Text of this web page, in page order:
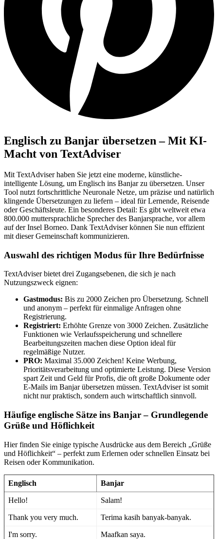
Englisch zu Banjar übersetzen – Mit KI-
Macht von TextAdviser
Mit TextAdviser haben Sie jetzt eine moderne, künstliche-
intelligente Lösung, um Englisch ins Banjar zu übersetzen. Unser
Tool nutzt fortschrittliche Neuronale Netze, um präzise und natürlich
klingende Übersetzungen zu liefern – ideal für Lernende, Reisende
oder Geschäftsleute. Ein besonderes Detail: Es gibt weltweit etwa
800.000 muttersprachliche Sprecher des Banjarsprache, vor allem
auf der Insel Borneo. Dank TextAdviser können Sie nun effizient
mit dieser Gemeinschaft kommunizieren.
Auswahl des richtigen Modus für Ihre Bedürfnisse
TextAdviser bietet drei Zugangsebenen, die sich je nach
Nutzungszweck eignen:
Gastmodus: Bis zu 2000 Zeichen pro Übersetzung. Schnell
und anonym – perfekt für einmalige Anfragen ohne
Registrierung.
Registriert: Erhöhte Grenze von 3000 Zeichen. Zusätzliche
Funktionen wie Verlaufsspeicherung und schnellere
Bearbeitungszeiten machen diese Option ideal für
regelmäßige Nutzer.
PRO: Maximal 35.000 Zeichen! Keine Werbung,
Prioritätsverarbeitung und optimierte Leistung. Diese Version
spart Zeit und Geld für Profis, die oft große Dokumente oder
E-Mails im Banjar übersetzen müssen. TextAdviser ist somit
nicht nur praktisch, sondern auch wirtschaftlich sinnvoll.
Häufige englische Sätze ins Banjar – Grundlegende
Grüße und Höflichkeit
Hier finden Sie einige typische Ausdrücke aus dem Bereich „Grüße
und Höflichkeit“ – perfekt zum Erlernen oder schnellen Einsatz bei
Reisen oder Kommunikation.
Englisch Banjar
Hello! Salam!
Thank you very much. Terima kasih banyak-banyak.
I'm sorry. Maafkan saya.